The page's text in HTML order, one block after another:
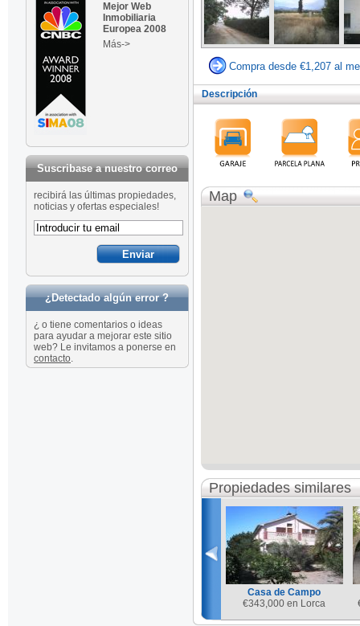
Mejor Web
Inmobiliaria
Europea 2008
Más->
Suscribase a nuestro correo
recibirá las últimas propiedades,
noticias y ofertas especiales!
¿Detectado algún error ?
¿ o tiene comentarios o ideas
para ayudar a mejorar este sitio
web? Le invitamos a ponerse en
contacto.
Compra desde €1,207 al
Descripción
Map
Propiedades similares
Casa de Campo
€343,000 en Lorca